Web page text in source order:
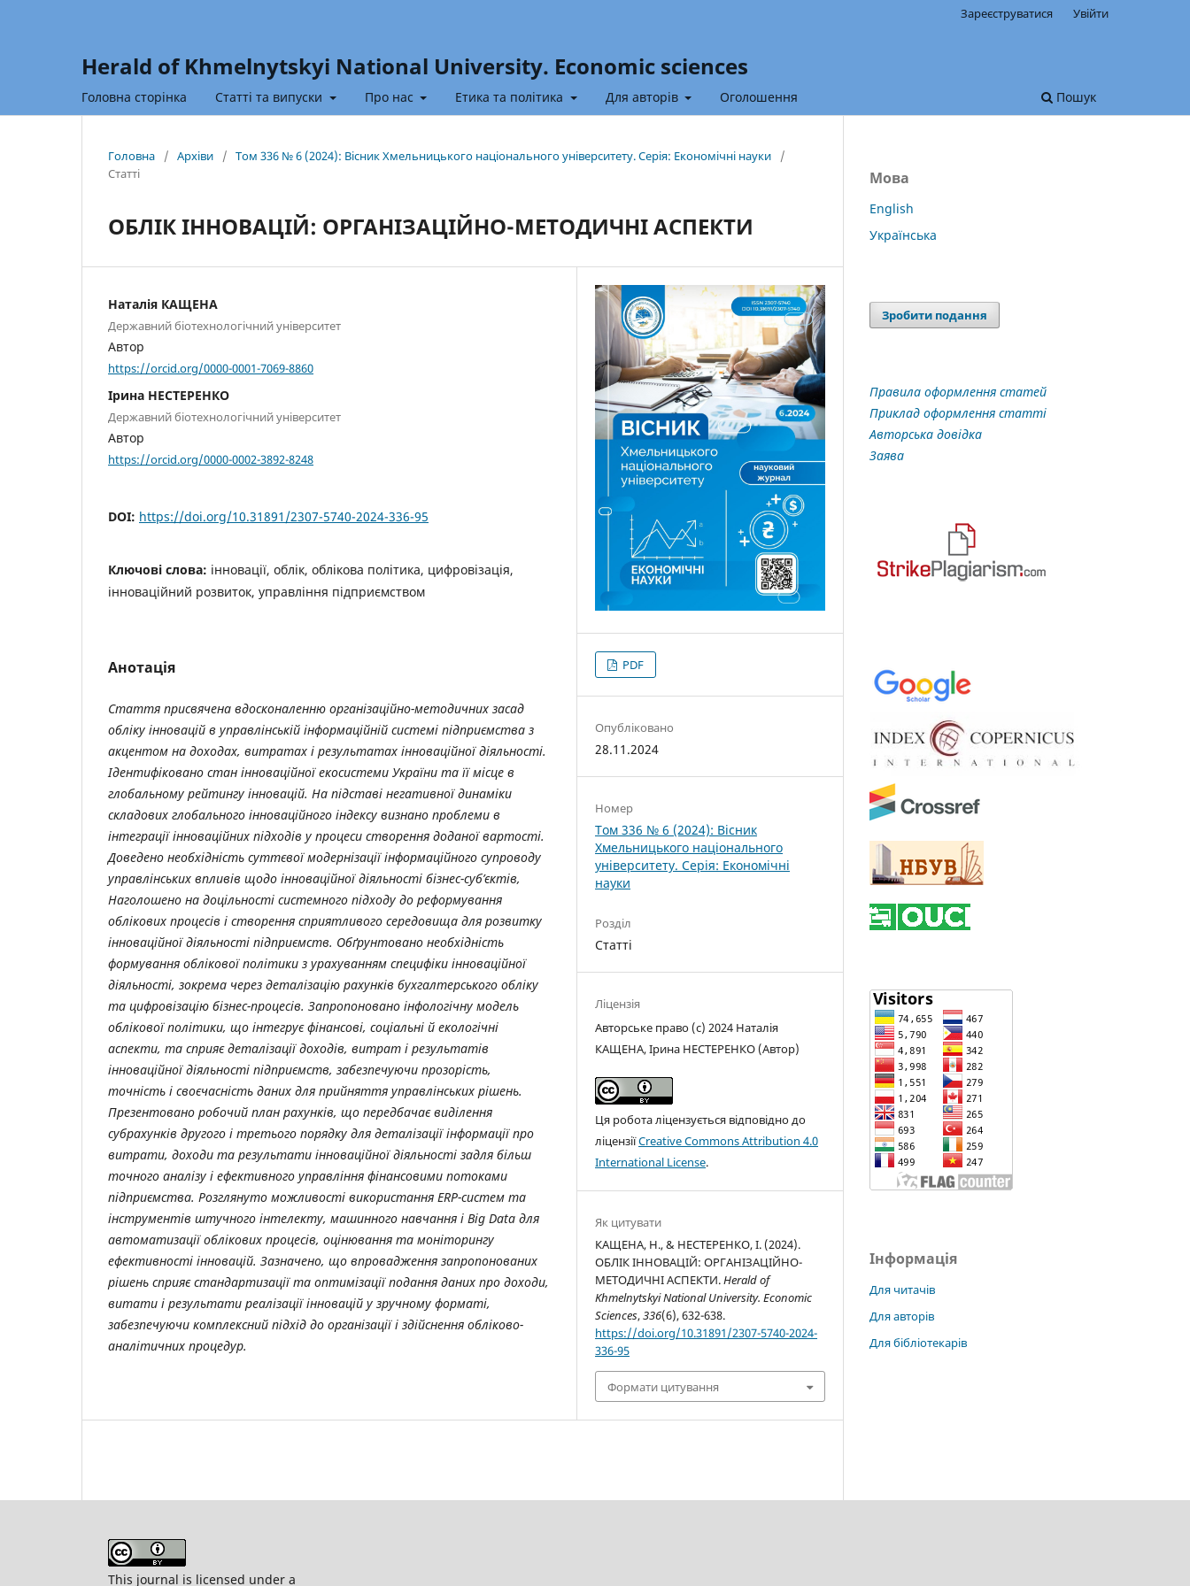
Herald of Khmelnytskyi National University. Economic sciences
Головна сторінка Статті та випуски Про нас Етика та політика Для авторів Оголошення Пошук
Зареєструватися Увійти
Головна / Архіви / Том 336 № 6 (2024): Вісник Хмельницького національного університету. Серія: Економічні науки
/
Статті
ОБЛІК ІННОВАЦІЙ: ОРГАНІЗАЦІЙНО-МЕТОДИЧНІ АСПЕКТИ
Наталія КАЩЕНА
Державний біотехнологічний університет
Автор
https://orcid.org/0000-0001-7069-8860
Ірина НЕСТЕРЕНКО
Державний біотехнологічний університет
Автор
https://orcid.org/0000-0002-3892-8248
DOI: https://doi.org/10.31891/2307-5740-2024-336-95
Ключові слова: інновації, облік, облікова політика, цифровізація,
інноваційний розвиток, управління підприємством
Анотація
Стаття присвячена вдосконаленню організаційно-методичних засад
обліку інновацій в управлінській інформаційній системі підприємства з
акцентом на доходах, витратах і результатах інноваційної діяльності.
Ідентифіковано стан інноваційної екосистеми України та її місце в
глобальному рейтингу інновацій. На підставі негативної динаміки
складових глобального інноваційного індексу визнано проблеми в
інтеграції інноваційних підходів у процеси створення доданої вартості.
Доведено необхідність суттєвої модернізації інформаційного супроводу
управлінських впливів щодо інноваційної діяльності бізнес-суб’єктів,
Наголошено на доцільності системного підходу до реформування
облікових процесів і створення сприятливого середовища для розвитку
інноваційної діяльності підприємств. Обґрунтовано необхідність
формування облікової політики з урахуванням специфіки інноваційної
діяльності, зокрема через деталізацію рахунків бухгалтерського обліку
та цифровізацію бізнес-процесів. Запропоновано інфологічну модель
облікової політики, що інтегрує фінансові, соціальні й екологічні
аспекти, та сприяє деталізації доходів, витрат і результатів
інноваційної діяльності підприємств, забезпечуючи прозорість,
точність і своєчасність даних для прийняття управлінських рішень.
Презентовано робочий план рахунків, що передбачає виділення
субрахунків другого і третього порядку для деталізації інформації про
витрати, доходи та результати інноваційної діяльності задля більш
точного аналізу і ефективного управління фінансовими потоками
підприємства. Розглянуто можливості використання ERP-систем та
інструментів штучного інтелекту, машинного навчання і Big Data для
автоматизації облікових процесів, оцінювання та моніторингу
ефективності інновацій. Зазначено, що впровадження запропонованих
рішень сприяє стандартизації та оптимізації подання даних про доходи,
витати і результати реалізації інновацій у зручному форматі,
забезпечуючи комплексний підхід до організації і здійснення обліково-
аналітичних процедур.
PDF
Опубліковано
28.11.2024
Номер
Том 336 № 6 (2024): Вісник
Хмельницького національного
університету. Серія: Економічні
науки
Розділ
Статті
Ліцензія
Авторське право (c) 2024 Наталія
КАЩЕНА, Ірина НЕСТЕРЕНКО (Автор)
Ця робота ліцензується відповідно до
ліцензіїCreative Commons Attribution 4.0
International License.
Як цитувати
КАЩЕНА, Н., & НЕСТЕРЕНКО, І. (2024).
ОБЛІК ІННОВАЦІЙ: ОРГАНІЗАЦІЙНО-
МЕТОДИЧНІ АСПЕКТИ.Herald of
Khmelnytskyi National University. Economic
Sciences,336(6), 632-638.
https://doi.org/10.31891/2307-5740-2024-
336-95
Формати цитування
Мова
English
Українська
Зробити подання
Правила оформлення статей
Приклад оформлення статті
Авторська довідка
Заява
Інформація
Для читачів
Для авторів
Для бібліотекарів
This journal is licensed under a